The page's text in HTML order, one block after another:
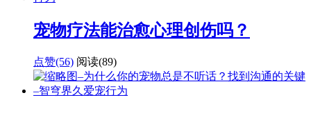
宠物疗法能治愈心理创伤吗？
点赞(56) 阅读(89)